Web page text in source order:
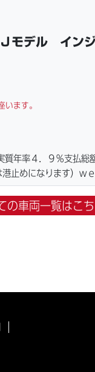
モデル インジ
ます。
質年率４．９％支払総
止めになります）ｗｅ
リー・プラグ・フィル
。ご契約後の取り置き
の車両一覧はこ